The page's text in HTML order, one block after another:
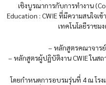
เชิงบูรณาการกับการทำงาน
Education : CWIE ที่มีความสนใจ
เทคโนโลยีราชม
– หลักสูตรคณาจาร
– หลักสูตรผู้ปฏิบัติงาน CWIE ใน
โดยกำหนดการอบรมรุ่นที่ 4 ณ โร